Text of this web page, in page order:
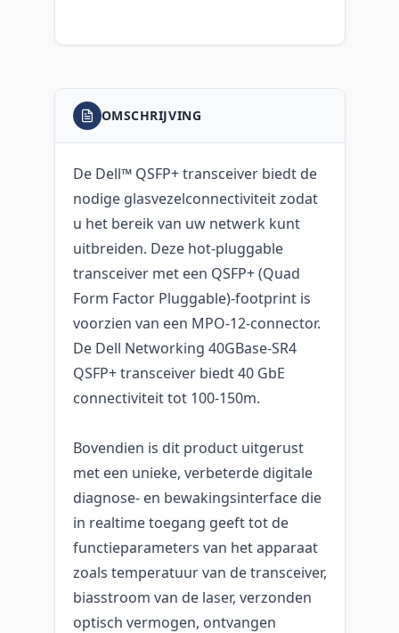
OMSCHRIJVING
De Dell™ QSFP+ transceiver biedt de
nodige glasvezelconnectiviteit zodat
u het bereik van uw netwerk kunt
uitbreiden. Deze hot-pluggable
transceiver met een QSFP+ (Quad
Form Factor Pluggable)-footprint is
voorzien van een MPO-12-connector.
De Dell Networking 40GBase-SR4
QSFP+ transceiver biedt 40 GbE
connectiviteit tot 100-150m.
Bovendien is dit product uitgerust
met een unieke, verbeterde digitale
diagnose- en bewakingsinterface die
in realtime toegang geeft tot de
functieparameters van het apparaat
zoals temperatuur van de transceiver,
biasstroom van de laser, verzonden
optisch vermogen, ontvangen